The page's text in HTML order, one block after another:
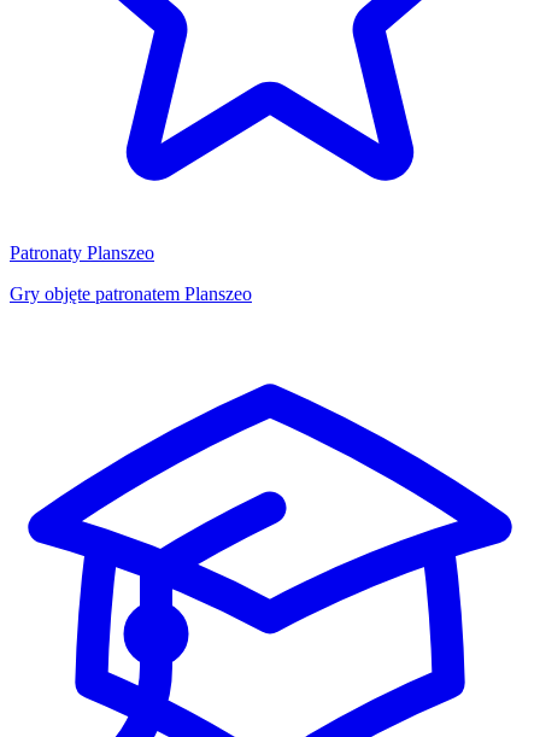
Patronaty Planszeo
Gry objęte patronatem Planszeo